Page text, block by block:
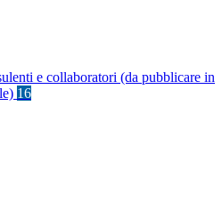
e collaboratori (da pubblicare in
16